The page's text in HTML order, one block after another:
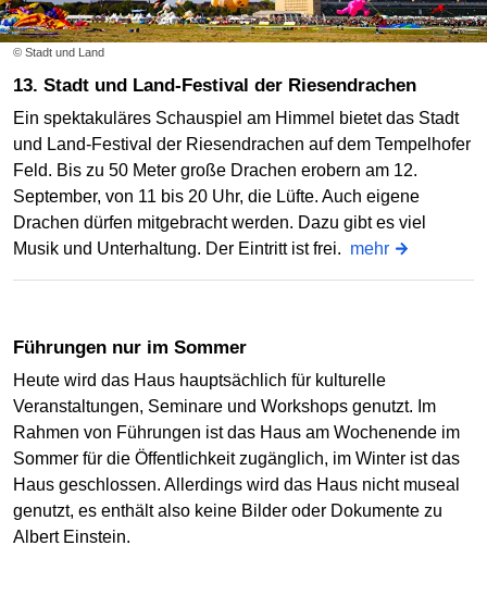
© Stadt und Land
13. Stadt und Land-Festival der Riesendrachen
Ein spektakuläres Schauspiel am Himmel bietet das Stadt
und Land-Festival der Riesendrachen auf dem Tempelhofer
Feld. Bis zu 50 Meter große Drachen erobern am 12.
September, von 11 bis 20 Uhr, die Lüfte. Auch eigene
Drachen dürfen mitgebracht werden. Dazu gibt es viel
Musik und Unterhaltung. Der Eintritt ist frei. mehr
Führungen nur im Sommer
Heute wird das Haus hauptsächlich für kulturelle
Veranstaltungen, Seminare und Workshops genutzt. Im
Rahmen von Führungen ist das Haus am Wochenende im
Sommer für die Öffentlichkeit zugänglich, im Winter ist das
Haus geschlossen. Allerdings wird das Haus nicht museal
genutzt, es enthält also keine Bilder oder Dokumente zu
Albert Einstein.